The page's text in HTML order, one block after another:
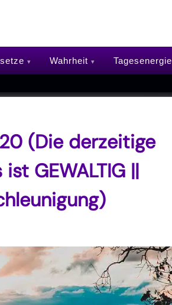
Wahrheit Tagesenergie
(Die derzeitige
GEWALTIG ||